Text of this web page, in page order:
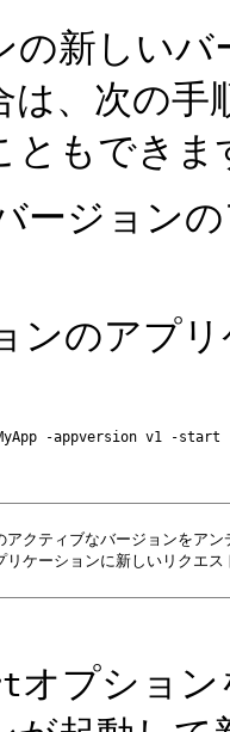
の新しい
は、次の
ともできま
ージョン
ンのアプ
アクティブなバージョンをア
リケーションに新しいリクエ
オプショ